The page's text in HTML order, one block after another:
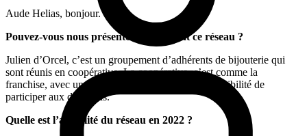
Aude Helias, bonjour.
Pouvez-vous nous présenter brièvement ce réseau ?
Julien d’Orcel, c’est un groupement d’adhérents de bijouterie qui
sont réunis en coopérative. La coopérative, c’est comme la
franchise, avec un droit de vote en plus, et une possibilité de
participer aux décisions.
Quelle est l’actualité du réseau en 2022 ?